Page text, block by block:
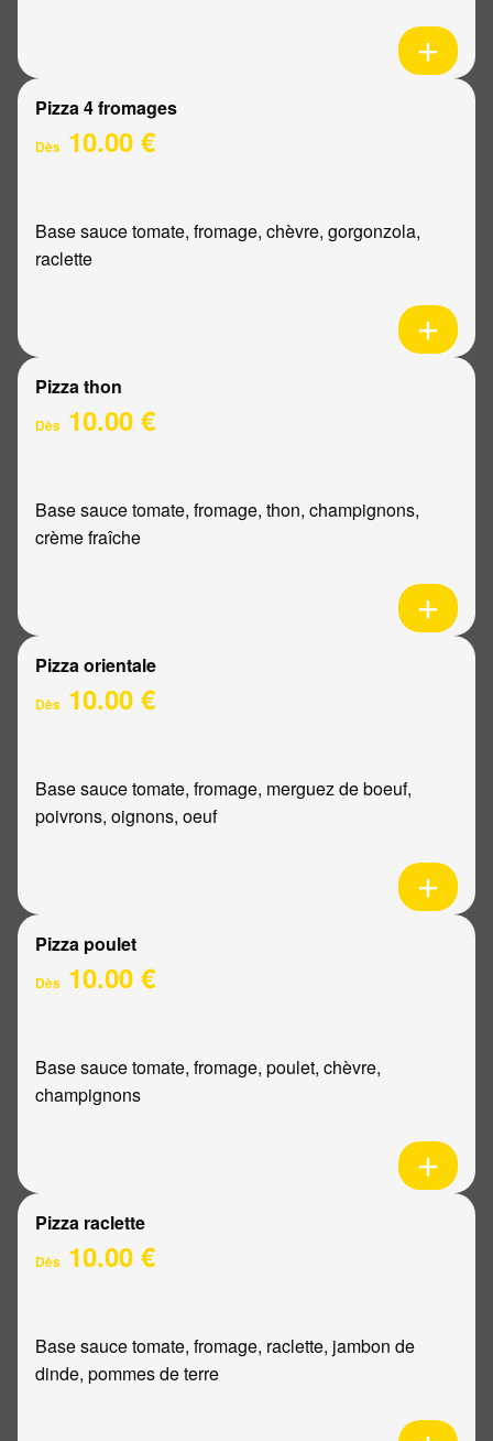
Pizza 4 fromages
Dès 10.00 €
Base sauce tomate, fromage, chèvre, gorgonzola,
raclette
Pizza thon
Dès 10.00 €
Base sauce tomate, fromage, thon, champignons,
crème fraîche
Pizza orientale
Dès 10.00 €
Base sauce tomate, fromage, merguez de boeuf,
poivrons, oignons, oeuf
Pizza poulet
Dès 10.00 €
Base sauce tomate, fromage, poulet, chèvre,
champignons
Pizza raclette
Dès 10.00 €
Base sauce tomate, fromage, raclette, jambon de
dinde, pommes de terre